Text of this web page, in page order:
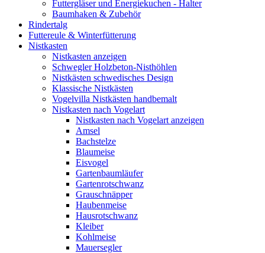
Futtergläser und Energiekuchen - Halter
Baumhaken & Zubehör
Rindertalg
Futtereule & Winterfütterung
Nistkasten
Nistkasten anzeigen
Schwegler Holzbeton-Nisthöhlen
Nistkästen schwedisches Design
Klassische Nistkästen
Vogelvilla Nistkästen handbemalt
Nistkasten nach Vogelart
Nistkasten nach Vogelart anzeigen
Amsel
Bachstelze
Blaumeise
Eisvogel
Gartenbaumläufer
Gartenrotschwanz
Grauschnäpper
Haubenmeise
Hausrotschwanz
Kleiber
Kohlmeise
Mauersegler